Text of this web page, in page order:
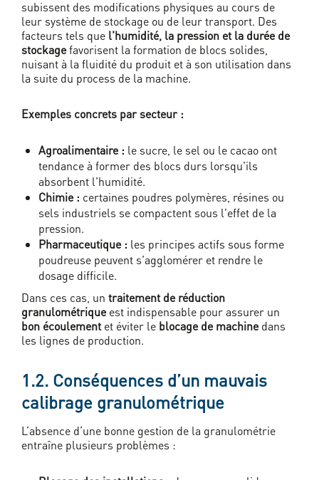
subissent des modifications physiques au cours de
leur système de stockage ou de leur transport. Des
facteurs tels que l'humidité, la pression et la durée de
stockagefavorisent la formation de blocs solides,
nuisant à la fluidité du produit et à son utilisation dans
la suite du process de la machine.
Exemples concrets par secteur :
Agroalimentaire : le sucre, le sel ou le cacao ont
tendance à former des blocs durs lorsqu'ils
absorbent l'humidité.
Chimie : certaines poudres polymères, résines ou
sels industriels se compactent sous l'effet de la
pression.
Pharmaceutique : les principes actifs sous forme
poudreuse peuvent s'agglomérer et rendre le
dosage difficile.
Dans ces cas, un traitement de réduction
granulométriqueest indispensable pour assurer un
bon écoulement et éviter le blocage de machinedans
les lignes de production.
1.2. Conséquences d’un mauvais
calibrage granulométrique
L’absence d’une bonne gestion de la granulométrie
entraîne plusieurs problèmes :